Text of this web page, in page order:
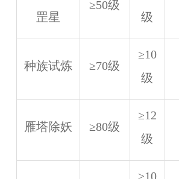
罡星
≥50级
级
种族试炼 ≥70级
≥10
级
雁塔除妖 ≥80级
≥12
级
≥10